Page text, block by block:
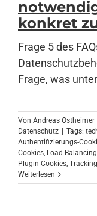
konkret
Frage 5 des
Frage, was
Von Andreas Ostheimer
Datenschutz
Tags:
Authentifizierungs-
Cookies, Load-
Plugin-Cookies,
Weiterlesen